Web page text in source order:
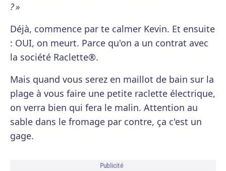
? »
Déjà, commence par te calmer Kevin. Et ensuite
: OUI, on meurt. Parce qu'on a un contrat avec
la société Raclette®.
Mais quand vous serez en maillot de bain sur la
plage à vous faire une petite raclette électrique,
on verra bien qui fera le malin. Attention au
sable dans le fromage par contre, ça c'est un
gage.
Publicité